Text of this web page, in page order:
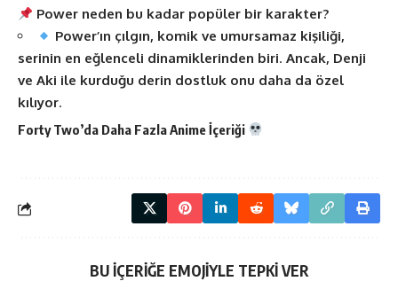
Power neden bu kadar popüler bir karakter?
Power’ın çılgın, komik ve umursamaz kişiliği,
serinin en eğlenceli dinamiklerinden biri. Ancak, Denji
ve Aki ile kurduğu derin dostluk onu daha da özel
kılıyor.
Forty Two’da Daha FazlaAnimeİçeriği
BU İÇERİĞE EMOJİYLE TEPKİ VER